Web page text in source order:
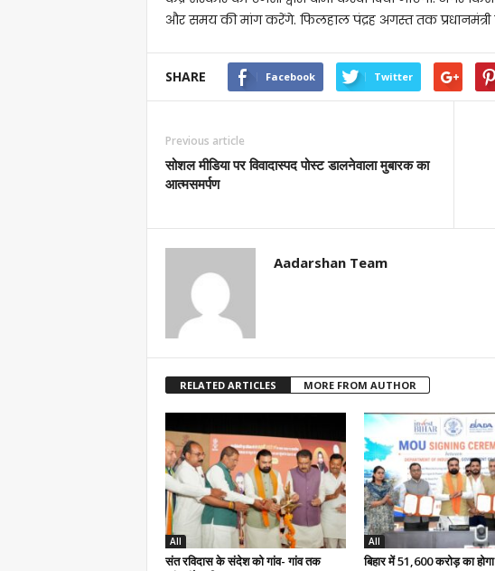
और समय की मांग करेंगे. फिलहाल पंद्रह अगस्त तक
SHARE Facebook Twitter
Previous article
सोशल मीडिया पर विवादास्पद पोस्ट डालनेवाला मुबारक का
आत्मसमर्पण
Aadarshan Team
RELATED ARTICLES MORE FROM AUTHOR
All
संत रविदास के संदेश को गांव- गांव तक
All
बिहार में 51,600 करोड़ का